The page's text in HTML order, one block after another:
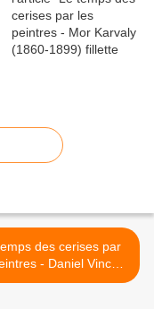
des cerises par
- Daniel Vincent
bonheur qui me